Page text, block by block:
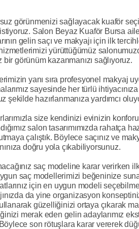
görünmenizi sağlayacak kuaför
Salon Beyaz Kuaför Bursa
gelin saçı ve makyajı için ilk
yürüttüğümüz
görünüm kazanmanızı sağlıyoruz.
yanı sıra profesyonel makyaj
sayesinde her türlü
şekilde hazırlanmanıza yardımcı
size kendinizi evinizin
salon tasarımımızda rahatça
çalıştık. Böylece saçınız ve
doğru yola çıkabiliyorsunuz.
saç modeline karar verirken
saç modellerimizi beğeninize
için en uygun modeli
da yine organizasyon
güzelliğinizi ortaya çıkarak
merak eden gelin adaylarımız
son rötuşlara karar vererek